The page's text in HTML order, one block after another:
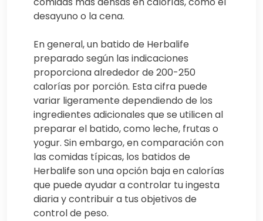
desayuno o la cena.
En general, un batido de Herbalife
preparado según las indicaciones
proporciona alrededor de 200-250
calorías por porción. Esta cifra puede
variar ligeramente dependiendo de los
ingredientes adicionales que se utilicen al
preparar el batido, como leche, frutas o
yogur. Sin embargo, en comparación con
las comidas típicas, los batidos de
Herbalife son una opción baja en calorías
que puede ayudar a controlar tu ingesta
diaria y contribuir a tus objetivos de
control de peso.